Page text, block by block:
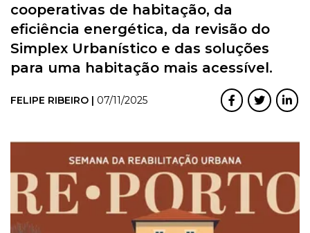
cooperativas de habitação, da
eficiência energética, da revisão do
Simplex Urbanístico e das soluções
para uma habitação mais acessível.
FELIPE RIBEIRO | 07/11/2025